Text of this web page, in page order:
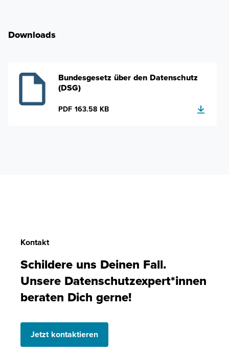
Downloads
Bundesgesetz über den Datenschutz
(DSG)
PDF 163.58 KB
Kontakt
Schildere uns Deinen Fall.
Unsere Datenschutzexpert*innen
beraten Dich gerne!
Jetzt kontaktieren